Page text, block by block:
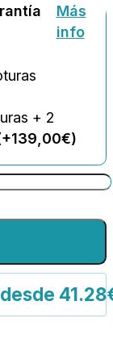
Más
info
extra
+ 2
desde